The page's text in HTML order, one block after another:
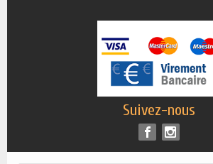
Suivez-nous